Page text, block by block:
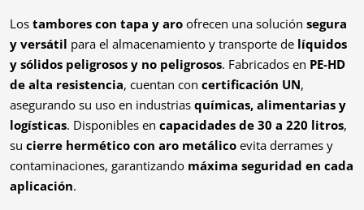
Los tambores con tapa y aro ofrecen una solución segura
y versátil para el almacenamiento y transporte de líquidos
y sólidos peligrosos y no peligrosos. Fabricados en PE-HD
de alta resistencia, cuentan con certificación UN,
asegurando su uso en industrias químicas, alimentarias y
logísticas. Disponibles en capacidades de 30 a 220 litros,
su cierre hermético con aro metálico evita derrames y
contaminaciones, garantizando máxima seguridad en cada
aplicación.